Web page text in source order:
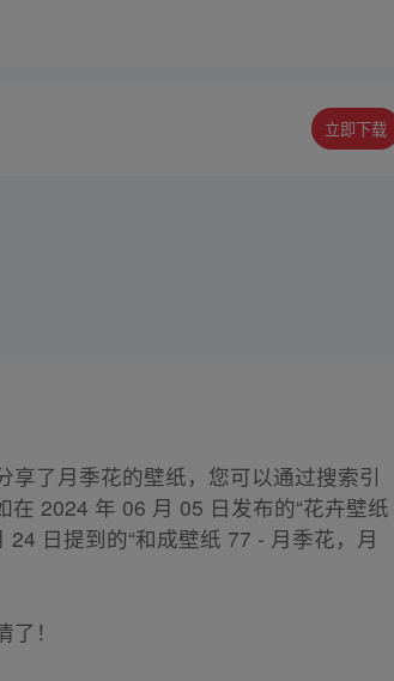
立即下载
了月季花的壁纸，您可以通过搜索引
2024 年 06 月 05 日发布的“花卉壁纸
日提到的“和成壁纸 77 - 月季花，月
！